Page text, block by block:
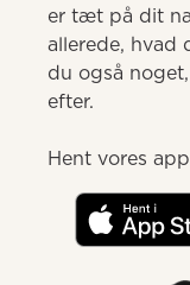
er tæt på dit
allerede, hvad
du også
efter.
Hent vores